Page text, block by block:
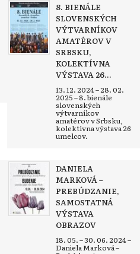
8. BIENÁLE
SLOVENSKÝCH
VÝTVARNÍKOV
AMATÉROV V
SRBSKU,
KOLEKTÍVNA
VÝSTAVA 26...
13. 12. 2024 – 28. 02.
2025 – 8. bienále
slovenských
výtvarníkov
amatérov v Srbsku,
kolektívna výstava 26
umelcov.
DANIELA
MARKOVÁ –
PREBÚDZANIE,
SAMOSTATNÁ
VÝSTAVA
OBRAZOV
18. 05. – 30. 06. 2024 –
Daniela Marková –